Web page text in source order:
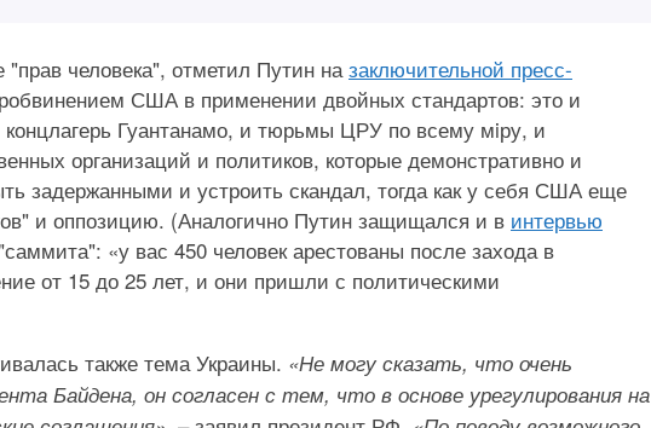
человека", отметил Путин назаключительной пресс-
США в применении двойных стандартов: это и
Гуантанамо, и тюрьмы ЦРУ по всему мiру, и
организаций и политиков, которые демонстративно и
задержанными и устроить скандал, тогда как у себя США еще
и оппозицию. (Аналогично Путин защищался и в интервью
«у вас 450 человек арестованы после захода в
от 15 до 25 лет, и они пришли с политическими
также тема Украины. «Не могу сказать, что очень
Байдена, он согласен с тем, что в основе урегулирования на